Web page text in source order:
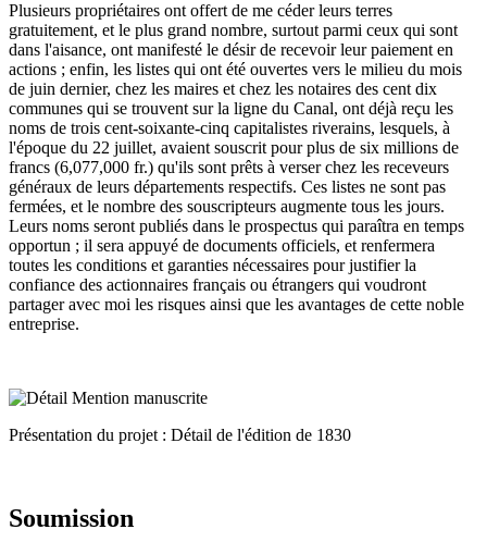
Plusieurs propriétaires ont offert de me céder leurs terres
gratuitement, et le plus grand nombre, surtout parmi ceux qui sont
dans l'aisance, ont manifesté le désir de recevoir leur paiement en
actions ; enfin, les listes qui ont été ouvertes vers le milieu du mois
de juin dernier, chez les maires et chez les notaires des cent dix
communes qui se trouvent sur la ligne du Canal, ont déjà reçu les
noms de trois cent-soixante-cinq capitalistes riverains, lesquels, à
l'époque du 22 juillet, avaient souscrit pour plus de six millions de
francs (6,077,000 fr.) qu'ils sont prêts à verser chez les receveurs
généraux de leurs départements respectifs. Ces listes ne sont pas
fermées, et le nombre des souscripteurs augmente tous les jours.
Leurs noms seront publiés dans le prospectus qui paraîtra en temps
opportun ; il sera appuyé de documents officiels, et renfermera
toutes les conditions et garanties nécessaires pour justifier la
confiance des actionnaires français ou étrangers qui voudront
partager avec moi les risques ainsi que les avantages de cette noble
entreprise.
Présentation du projet : Détail de l'édition de 1830
Soumission